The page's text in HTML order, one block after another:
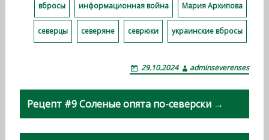
вбросы информационная война Мария Архипова
северцы северяне севрюки украинские вбросы
29.10.2024 adminseverenses
Н
а
Рецепт #9 Соленые опята по-северски →